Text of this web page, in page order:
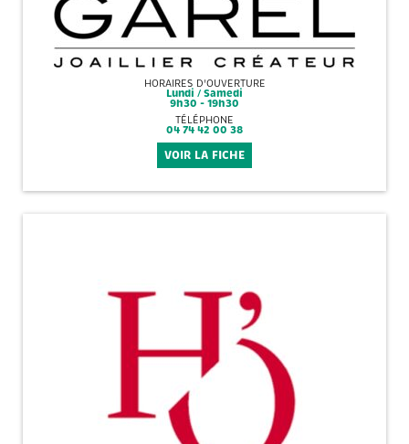
HORAIRES D'OUVERTURE
Lundi / Samedi
9h30 - 19h30
TÉLÉPHONE
04 74 42 00 38
VOIR LA FICHE